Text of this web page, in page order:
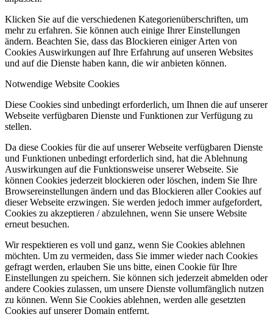
Klicken Sie auf die verschiedenen Kategorienüberschriften, um
mehr zu erfahren. Sie können auch einige Ihrer Einstellungen
ändern. Beachten Sie, dass das Blockieren einiger Arten von
Cookies Auswirkungen auf Ihre Erfahrung auf unseren Websites
und auf die Dienste haben kann, die wir anbieten können.
Notwendige Website Cookies
Diese Cookies sind unbedingt erforderlich, um Ihnen die auf unserer
Webseite verfügbaren Dienste und Funktionen zur Verfügung zu
stellen.
Da diese Cookies für die auf unserer Webseite verfügbaren Dienste
und Funktionen unbedingt erforderlich sind, hat die Ablehnung
Auswirkungen auf die Funktionsweise unserer Webseite. Sie
können Cookies jederzeit blockieren oder löschen, indem Sie Ihre
Browsereinstellungen ändern und das Blockieren aller Cookies auf
dieser Webseite erzwingen. Sie werden jedoch immer aufgefordert,
Cookies zu akzeptieren / abzulehnen, wenn Sie unsere Website
erneut besuchen.
Wir respektieren es voll und ganz, wenn Sie Cookies ablehnen
möchten. Um zu vermeiden, dass Sie immer wieder nach Cookies
gefragt werden, erlauben Sie uns bitte, einen Cookie für Ihre
Einstellungen zu speichern. Sie können sich jederzeit abmelden oder
andere Cookies zulassen, um unsere Dienste vollumfänglich nutzen
zu können. Wenn Sie Cookies ablehnen, werden alle gesetzten
Cookies auf unserer Domain entfernt.